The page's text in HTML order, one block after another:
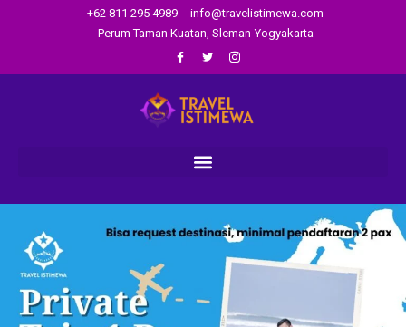
+62 811 295 4989
info@travelistimewa.com
Perum Taman Kuatan, Sleman-Yogyakarta